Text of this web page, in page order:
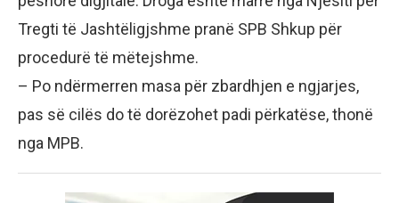
Tregti të Jashtëligjshme pranë SPB Shkup për
procedurë të mëtejshme.
​– Po ndërmerren masa për zbardhjen e ngjarjes,
pas së cilës do të dorëzohet padi përkatëse, thonë
nga MPB.